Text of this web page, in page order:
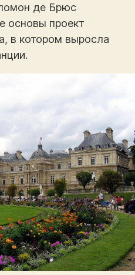
де Брюс
основы проект
в котором выросла